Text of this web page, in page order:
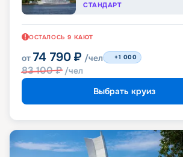
СТАНДАРТ
ОСТАЛОСЬ 9 КАЮТ
от 74 790 ₽ /чел
83 100₽ /чел
+1 000
Выбрать круиз